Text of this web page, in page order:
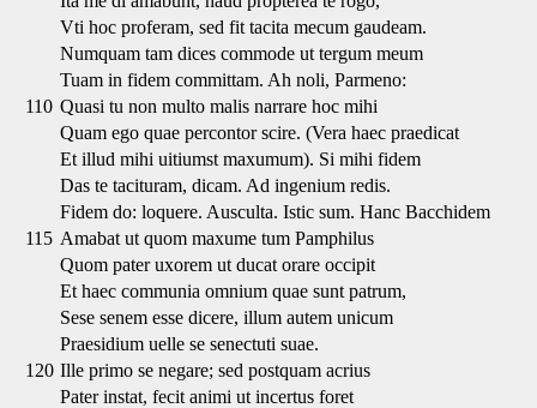
Vti hoc proferam, sed fit tacita mecum gaudeam.
Numquam tam dices commode ut tergum meum
Tuam in fidem committam. Ah noli, Parmeno:
110 Quasi tu non multo malis narrare hoc mihi
Quam ego quae percontor scire. (Vera haec praedicat
Et illud mihi uitiumst maxumum). Si mihi fidem
Das te tacituram, dicam. Ad ingenium redis.
Fidem do: loquere. Ausculta. Istic sum. Hanc Bacchidem
115 Amabat ut quom maxume tum Pamphilus
Quom pater uxorem ut ducat orare occipit
Et haec communia omnium quae sunt patrum,
Sese senem esse dicere, illum autem unicum
Praesidium uelle se senectuti suae.
120 Ille primo se negare; sed postquam acrius
Pater instat, fecit animi ut incertus foret